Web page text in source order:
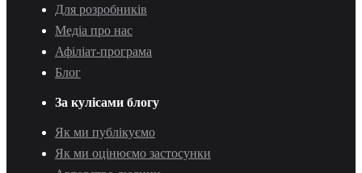
Для розробників
Медіа про нас
Афіліат-програма
Блог
За кулісами блогу
Як ми публікуємо
Як ми оцінюємо застосунки